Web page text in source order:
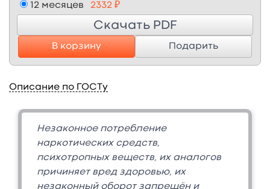
12 месяцев 2332 ₽
Скачать PDF
В корзину Подарить
Описание по ГОСТу
Незаконное потребление
наркотических средств,
психотропных веществ, их аналогов
причиняет вред здоровью, их
незаконный оборот запрещён и